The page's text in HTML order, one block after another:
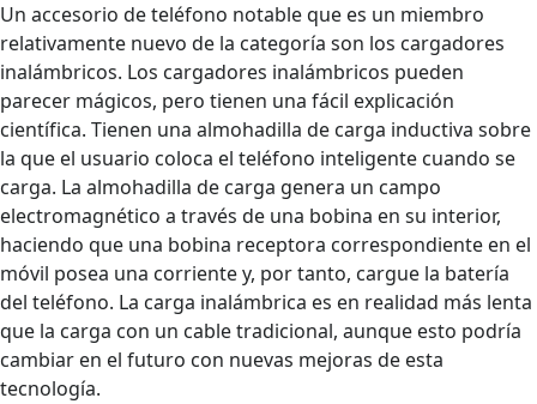
Un accesorio de teléfono notable que es un miembro
relativamente nuevo de la categoría son los cargadores
inalámbricos. Los cargadores inalámbricos pueden
parecer mágicos, pero tienen una fácil explicación
científica. Tienen una almohadilla de carga inductiva sobre
la que el usuario coloca el teléfono inteligente cuando se
carga. La almohadilla de carga genera un campo
electromagnético a través de una bobina en su interior,
haciendo que una bobina receptora correspondiente en el
móvil posea una corriente y, por tanto, cargue la batería
del teléfono. La carga inalámbrica es en realidad más lenta
que la carga con un cable tradicional, aunque esto podría
cambiar en el futuro con nuevas mejoras de esta
tecnología.